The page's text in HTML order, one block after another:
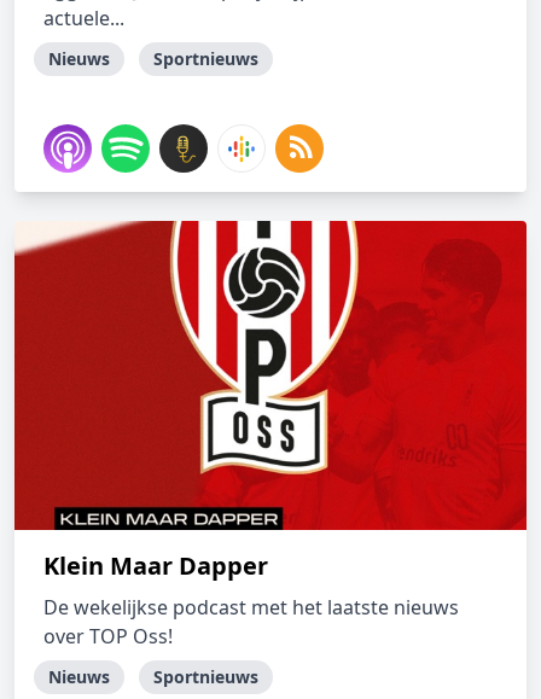
actuele...
Nieuws Sportnieuws
Klein Maar Dapper
De wekelijkse podcast met het laatste nieuws
over TOP Oss!
Nieuws Sportnieuws